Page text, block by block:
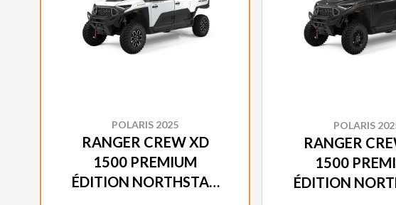
POLARIS 2025
RANGER CREW XD
1500 PREMIUM
ÉDITION NORTHSTAR
POLARIS
RANGER
1500
ÉDITION